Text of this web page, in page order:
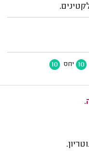
10 יחס 10